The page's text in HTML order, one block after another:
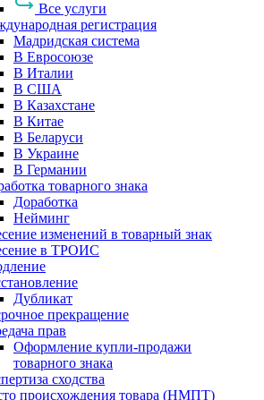
Все услуги
регистрация
Мадридская система
В Евросоюзе
В Италии
В США
В Казахстане
В Китае
В Беларуси
В Украине
В Германии
товарного знака
Доработка
Нейминг
изменений в товарный знак
в ТРОИС
Дубликат
прекращение
прав
Оформление купли-продажи
товарного знака
сходства
происхождения товара (НМПТ)